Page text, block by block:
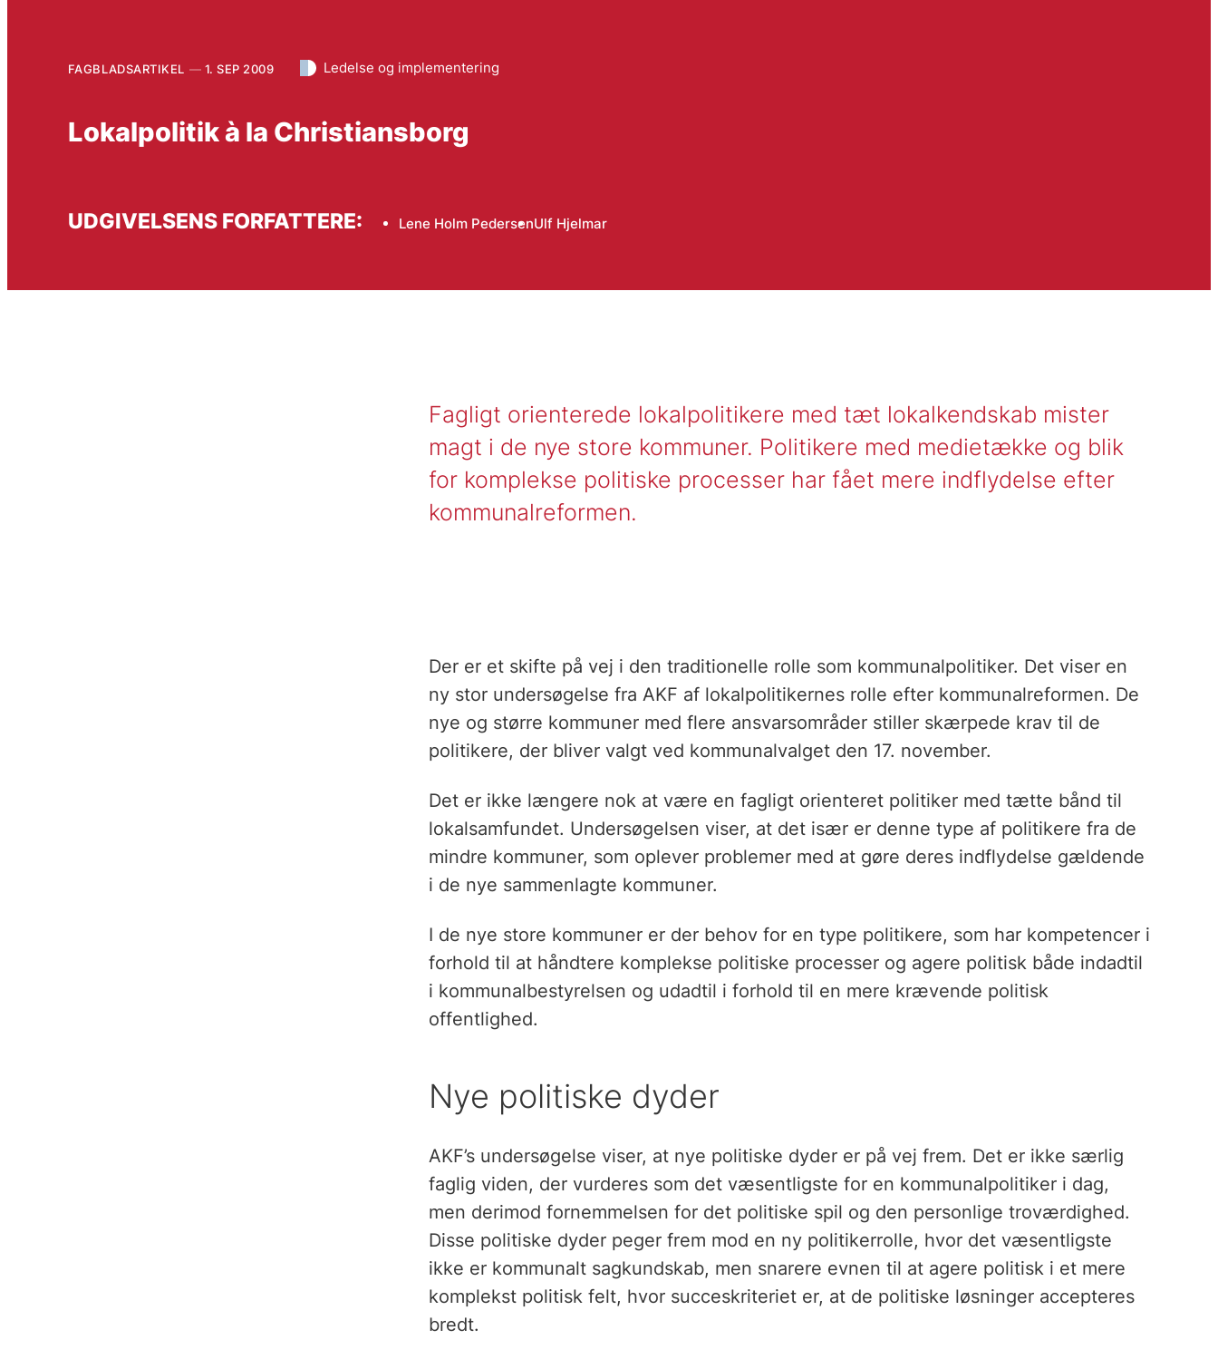
FAGBLADSARTIKEL 1. SEP 2009 Ledelse og implementering
Lokalpolitik à la Christiansborg
UDGIVELSENS FORFATTERE: Lene Holm PedersenUlf Hjelmar
Fagligt orienterede lokalpolitikere med tæt lokalkendskab mister
magt i de nye store kommuner. Politikere med medie­tække og blik
for komplekse politiske processer har fået mere indflydelse efter
kommunalreformen.
Der er et skifte på vej i den traditionelle rolle som kommunalpolitiker. Det viser en
ny stor undersøgelse fra AKF af lokalpolitikernes rolle efter kommunalreformen. De
nye og større kommuner med flere ansvarsområder stiller skærpede krav til de
politikere, der bliver valgt ved kommunalvalget den 17. november.
Det er ikke længere nok at være en fagligt orienteret politiker med tætte bånd til
lokalsamfundet. Undersøgelsen viser, at det især er denne type af politikere fra de
mindre kommuner, som oplever problemer med at gøre deres indflydelse gældende
i de nye sammenlagte kommuner.
I de nye store kommuner er der behov for en type politikere, som har kompetencer i
forhold til at håndtere komplekse politiske processer og agere politisk både indadtil
i kommunalbestyrelsen og udadtil i forhold til en mere krævende politisk
offentlighed.
Nye politiske dyder
AKF’s undersøgelse viser, at nye politiske dyder er på vej frem. Det er ikke særlig
faglig viden, der vurderes som det væsentligste for en kommunalpolitiker i dag,
men derimod fornemmelsen for det politiske spil og den personlige troværdighed.
Disse politiske dyder peger frem mod en ny politikerrolle, hvor det væsentligste
ikke er kommunalt sagkundskab, men snarere evnen til at agere politisk i et mere
komplekst politisk felt, hvor succeskriteriet er, at de politiske løsninger accepteres
bredt.